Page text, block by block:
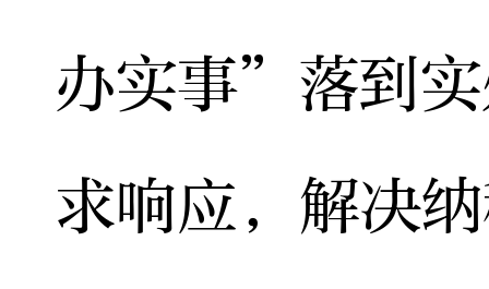
办实事”落到
求响应，解决